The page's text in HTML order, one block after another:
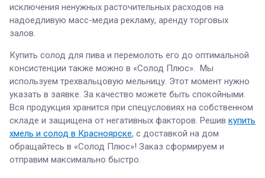
исключения ненужных расточительных расходов на
надоедливую масс-медиа рекламу, аренду торговых
залов.
Купить солод для пива и перемолоть его до оптимальной
консистенции также можно в «Солод Плюс». Мы
используем трехвальцовую мельницу. Этот момент нужно
указать в заявке. За качество можете быть спокойными.
Вся продукция хранится при спецусловиях на собственном
складе и защищена от негативных факторов. Решив купить
хмель и солод в Красноярске, с доставкой на дом
обращайтесь в «Солод Плюс»! Заказ сформируем и
отправим максимально быстро.